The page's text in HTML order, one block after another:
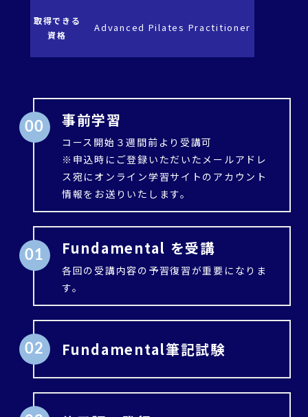
取得できる
資格
Advanced Pilates Practitioner
00 事前学習
コース開始３週間前より受講可
※申込時にご登録いただいたメールアドレ
ス宛にオンライン学習サイトのアカウント
情報をお送りいたします。
01 Fundamental を受講
各回の受講内容の予習復習が重要になりま
す。
02 Fundamental筆記試験